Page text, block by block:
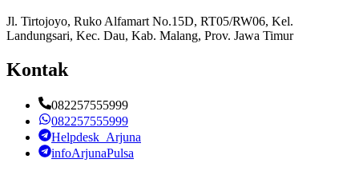
Jl. Tirtojoyo, Ruko Alfamart No.15D, RT05/RW06, Kel.
Landungsari, Kec. Dau, Kab. Malang, Prov. Jawa Timur
Kontak
082257555999
082257555999
Helpdesk_Arjuna
infoArjunaPulsa